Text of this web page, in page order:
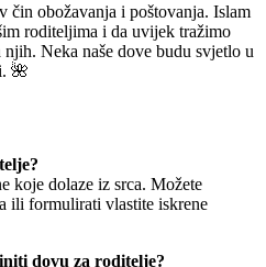
čin obožavanja i poštovanja. Islam
roditeljima i da uvijek tražimo
Neka naše dove budu svjetlo u
🌺
koje dolaze iz srca. Možete
ili formulirati vlastite iskrene
dovu za roditelje?